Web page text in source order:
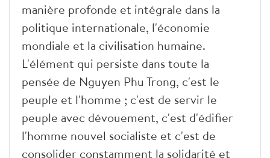
manière profonde et intégrale dans la
politique internationale, l'économie
mondiale et la civilisation humaine.
L'élément qui persiste dans toute la
pensée de Nguyen Phu Trong, c'est le
peuple et l'homme ; c'est de servir le
peuple avec dévouement, c'est d'édifier
l'homme nouvel socialiste et c'est de
consolider constamment la solidarité et